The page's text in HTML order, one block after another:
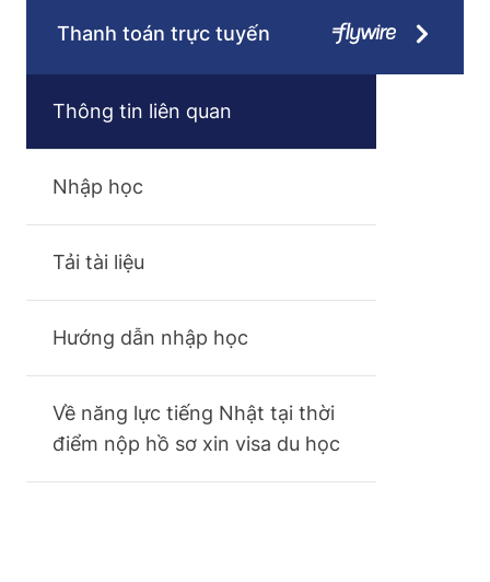
Thanh toán trực tuyến
Thông tin liên quan
Nhập học
Tải tài liệu
Hướng dẫn nhập học
Về năng lực tiếng Nhật tại thời
điểm nộp hồ sơ xin visa du học